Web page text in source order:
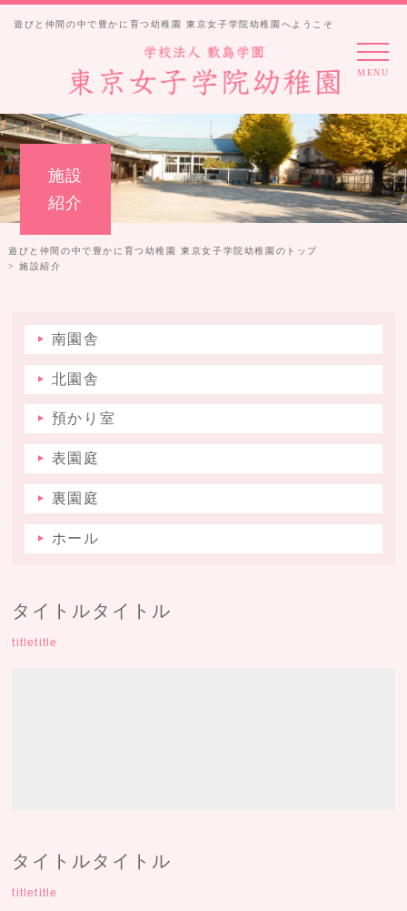
遊びと仲間の中で豊かに育つ幼稚園 東京女子学院幼稚園へようこそ
MENU
施設
紹介
遊びと仲間の中で豊かに育つ幼稚園 東京女子学院幼稚園のトップ
> 施設紹介
南園舎
北園舎
預かり室
表園庭
裏園庭
ホール
タイトルタイトル
titletitle
タイトルタイトル
titletitle